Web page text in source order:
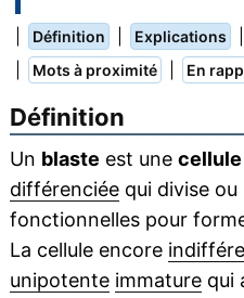
Définition Explications
Mots à proximité En
Définition
Un blaste est une
différenciéequi divise ou
fonctionnelles pour
La cellule encore
unipotente immaturequi